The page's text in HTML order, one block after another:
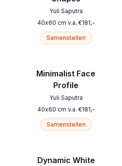
Yuli Saputra
40x60 cm v.a. €181,-
Samenstellen
Minimalist Face
Profile
Yuli Saputra
40x60 cm v.a. €181,-
Samenstellen
Dynamic White